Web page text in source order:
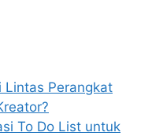
Lintas Perangkat
To Do List untuk